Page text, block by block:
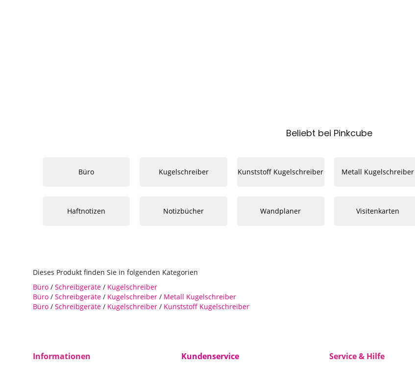
Beliebt bei Pinkcube
Büro Kugelschreiber Kunststoff Kugelschreiber Metall Kugelschreiber
Haftnotizen Notizbücher Wandplaner Visitenkarten
Dieses Produkt finden Sie in folgenden Kategorien
Büro /Schreibgeräte / Kugelschreiber
Büro /Schreibgeräte / Kugelschreiber / Metall Kugelschreiber
Büro /Schreibgeräte / Kugelschreiber / Kunststoff Kugelschreiber
Informationen Kundenservice Service & Hilfe